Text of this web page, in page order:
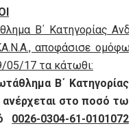
Β΄ Κατηγορίας
αποφάσισε
05/17 τα κάτωθι:
Β΄
στο ποσό
0026-0304-61-